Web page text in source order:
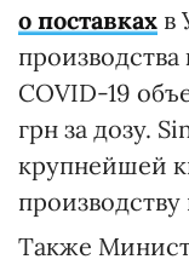
о поставках в
COVID-19
грн за дозу.
крупнейшей
производству
Также